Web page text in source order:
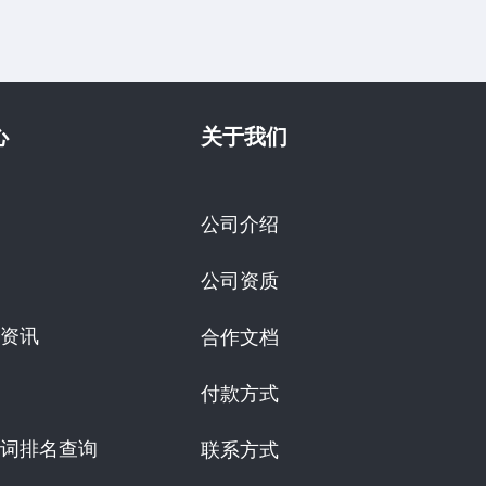
讯
排名查询
关于我们
公司介绍
公司资质
合作文档
付款方式
联系方式